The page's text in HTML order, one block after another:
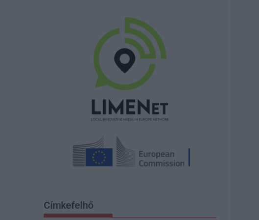
Címkefelhő